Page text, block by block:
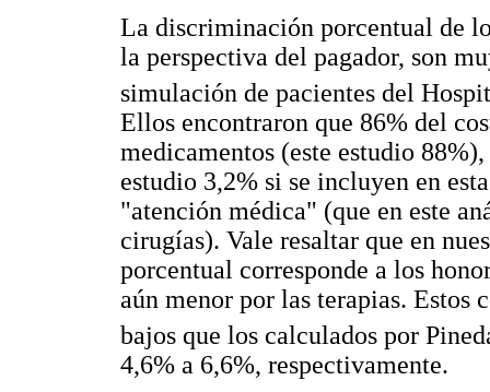
La discriminación porcentual de
la perspectiva del pagador, son
simulación de pacientes del
Ellos encontraron que 86% del
medicamentos (este estudio
estudio 3,2% si se incluyen en
"atención médica" (que en este
cirugías). Vale resaltar que en
porcentual corresponde a los
aún menor por las terapias. Estos
bajos que los calculados por
4,6% a 6,6%, respectivamente.